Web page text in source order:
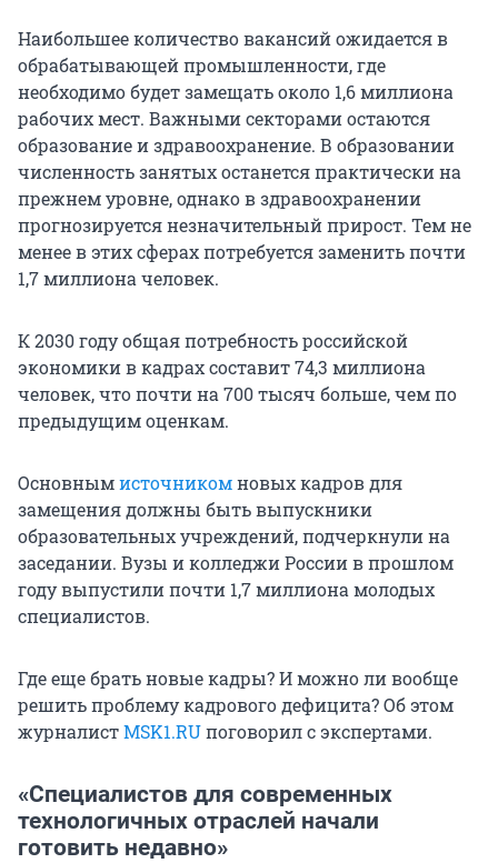
Наибольшее количество вакансий ожидается в
обрабатывающей промышленности, где
необходимо будет замещать около 1,6 миллиона
рабочих мест. Важными секторами остаются
образование и здравоохранение. В образовании
численность занятых останется практически на
прежнем уровне, однако в здравоохранении
прогнозируется незначительный прирост. Тем не
менее в этих сферах потребуется заменить почти
1,7 миллиона человек.
К 2030 году общая потребность российской
экономики в кадрах составит 74,3 миллиона
человек, что почти на 700 тысяч больше, чем по
предыдущим оценкам.
Основнымисточникомновых кадров для
замещения должны быть выпускники
образовательных учреждений, подчеркнули на
заседании. Вузы и колледжи России в прошлом
году выпустили почти 1,7 миллиона молодых
специалистов.
Где еще брать новые кадры? И можно ли вообще
решить проблему кадрового дефицита? Об этом
журналистMSK1.RUпоговорил с экспертами.
«Специалистов для современных
технологичных отраслей начали
готовить недавно»